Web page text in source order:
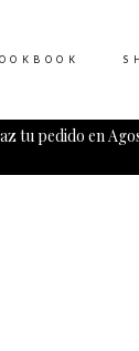
pedido en